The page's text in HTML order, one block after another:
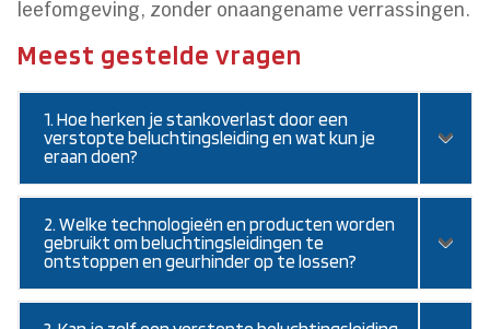
leefomgeving, zonder onaangename verrassingen.
Meest gestelde vragen
1. Hoe herken je stankoverlast door een
verstopte beluchtingsleiding en wat kun je
eraan doen?
2. Welke technologieën en producten worden
gebruikt om beluchtingsleidingen te
ontstoppen en geurhinder op te lossen?